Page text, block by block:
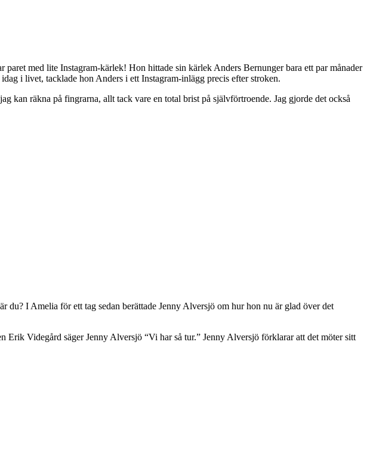
med lite Instagram-kärlek! Hon hittade sin kärlek Anders Bernunger bara ett par månader
i livet, tacklade hon Anders i ett Instagram-inlägg precis efter stroken.
kan räkna på fingrarna, allt tack vare en total brist på självförtroende. Jag gjorde det också
I Amelia för ett tag sedan berättade Jenny Alversjö om hur hon nu är glad över det
Videgård säger Jenny Alversjö “Vi har så tur.” Jenny Alversjö förklarar att det möter sitt